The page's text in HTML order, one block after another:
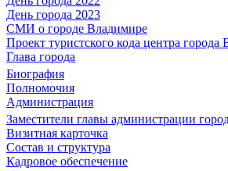
День города 2023
СМИ о городе Владимире
Проект туристского кода центра города
Глава города
Биография
Полномочия
Администрация
Заместители главы администрации
Визитная карточка
Состав и структура
Кадровое обеспечение